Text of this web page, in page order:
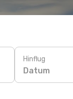
Hinflug
Datum